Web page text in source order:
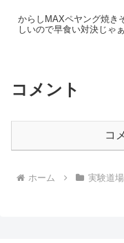
からしMAXペヤング焼き
しいので早食い対決じゃ
コメント
コ
ホーム 実験道場